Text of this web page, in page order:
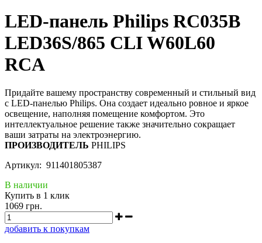
LED-панель Philips RC035B
LED36S/865 CLI W60L60
RCA
Придайте вашему пространству современный и стильный вид
с LED-панелью Philips. Она создает идеально ровное и яркое
освещение, наполняя помещение комфортом. Это
интеллектуальное решение также значительно сокращает
ваши затраты на электроэнергию.
ПРОИЗВОДИТЕЛЬ PHILIPS
Артикул: 911401805387
В наличии
Купить в 1 клик
1069 грн.
добавить к покупкам